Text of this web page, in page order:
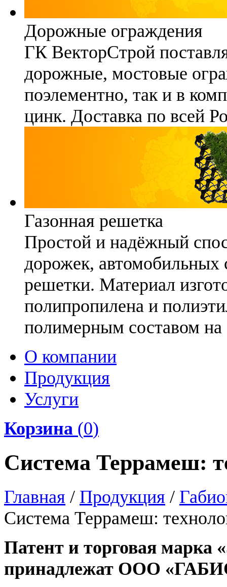
Дорожные ограждения
ГК ВекторСтрой
дорожные, мостовые
поэлементно, так и в
цинк. Доставка по всей
Газонная решетка
Простой и надёжный
дорожек, автомобильных
решетки. Материал
полипропилена и
полимерным составом на
О компании
Продукция
Услуги
Корзина (0)
Система Террамеш:
Главная / Продукция /
Система Террамеш:
Патент и торговая марка
принадлежат ООО